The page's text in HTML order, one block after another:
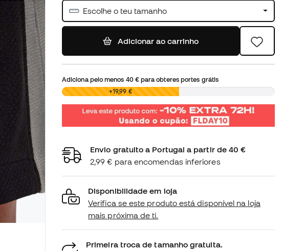
Escolhe o teu tamanho
Adicionar ao carrinho
Adiciona pelo menos 40 €para obteres portes grátis
0,00 € +19,99 €
Envio gratuito a Portugal a partir de 40 €
2,99 € para encomendas inferiores
Disponibilidade em loja
Verifica se este produto está disponível na loja
mais próxima de ti.
Primeira troca de tamanho gratuita.